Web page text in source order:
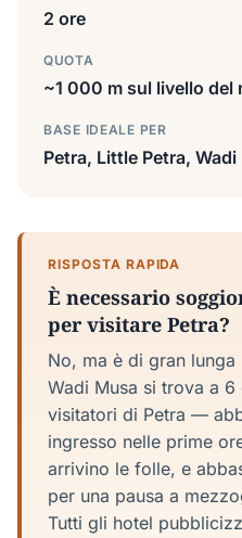
2 ore
QUOTA
~1 000 m sul livello del
BASE IDEALE PER
Petra, Little Petra, Wadi
RISPOSTA RAPIDA
È necessario
per visitare Petra?
No, ma è di gran
Wadi Musa si trova a
visitatori di Petra —
ingresso nelle prime
arrivino le folle, e
per una pausa a
Tutti gli hotel